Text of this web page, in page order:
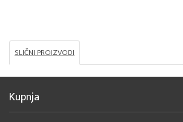
SLIČNI PROIZVODI
Kupnja